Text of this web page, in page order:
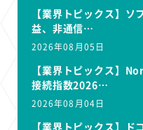
【業界トピックス】
益、非通信…
2026年08月05日
【業界トピックス】
接続指数2026…
2026年08月04日
【業界トピックス】